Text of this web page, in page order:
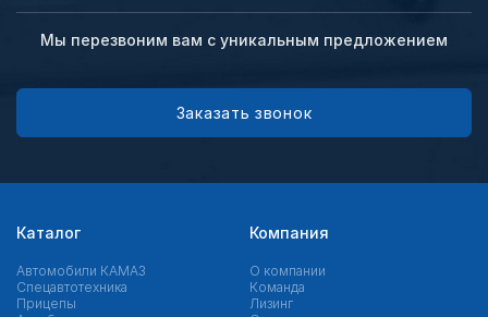
Мы перезвоним вам с уникальным предложением
Заказать звонок
Каталог
Автомобили КАМАЗ
Спецавтотехника
Прицепы
Компания
О компании
Команда
Лизинг